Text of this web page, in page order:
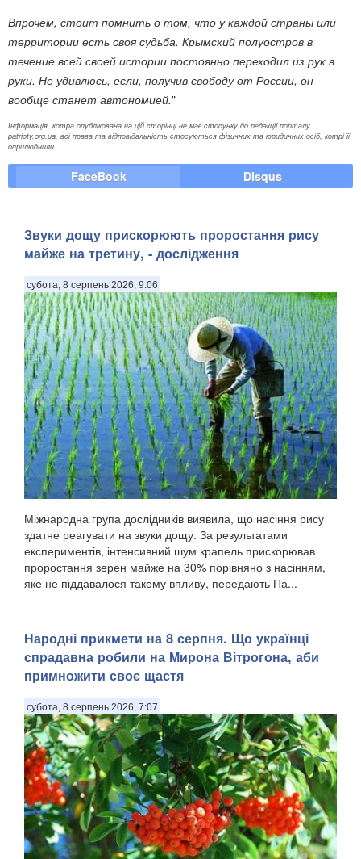
Впрочем, стоит помнить о том, что у каждой страны или
территории есть своя судьба. Крымский полуостров в
течение всей своей истории постоянно переходил из рук в
руки. Не удивлюсь, если, получив свободу от России, он
вообще станет автономией."
Інформація, котра опублікована на цій сторінці не має стосунку до редакції порталу
patrioty.org.ua, всі права та відповідальність стосуються фізичних та юридичних осіб, котрі її
оприлюднили.
FaceBook Disqus
Звуки дощу прискорюють проростання рису
майже на третину, - дослідження
субота, 8 серпень 2026, 9:06
Міжнародна група дослідників виявила, що насіння рису
здатне реагувати на звуки дощу. За результатами
експериментів, інтенсивний шум крапель прискорював
проростання зерен майже на 30% порівняно з насінням,
яке не піддавалося такому впливу, передають Па...
Народні прикмети на 8 серпня. Що українці
спрадавна робили на Мирона Вітрогона, аби
примножити своє щастя
субота, 8 серпень 2026, 7:07